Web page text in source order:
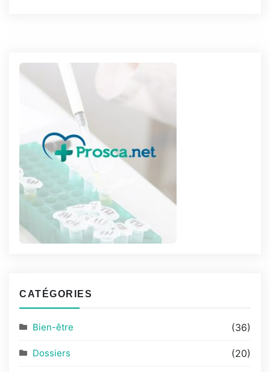
CATÉGORIES
Bien-être (36)
Dossiers (20)